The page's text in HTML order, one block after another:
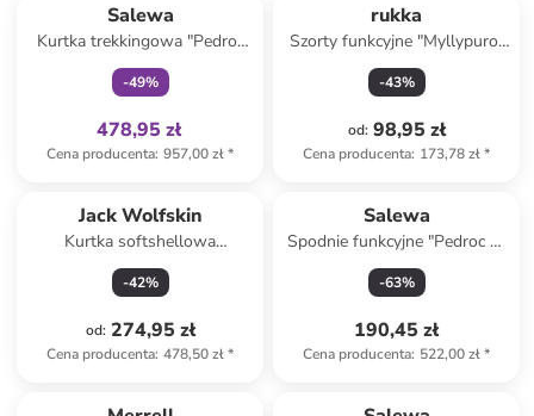
Salewa
Kurtka trekkingowa "Pedroc
2.5L Powertex" w kolorze
czerwonym
-49%
478,95 zł
Cena producenta: 957,00 zł*
rukka
Szorty funkcyjne "Myllypuro"
w kolorze czarnym
-43%
od: 98,95 zł
Cena producenta: 173,78 zł*
Jack Wolfskin
Kurtka softshellowa
"Bornberg" w kolorze czarnym
-42%
od: 274,95 zł
Cena producenta: 478,50 zł*
Salewa
Spodnie funkcyjne "Pedroc 4"
w kolorze jasnobrązowym
-63%
190,45 zł
Cena producenta: 522,00 zł*